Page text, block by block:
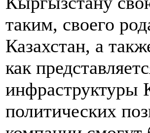
таким, своего
Казахстан, а
как
инфраструктуры
политических